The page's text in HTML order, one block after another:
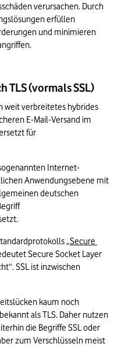
verursachen. Durch
erfüllen
und minimieren
TLS (vormals SSL)
weit verbreitetes hybrides
E-Mail-Versand im
für
Internet-
Anwendungsebene mit
deutschen
„Secure
Secure Socket Layer
SSL ist inzwischen
kaum noch
als TLS. Daher nutzen
die Begriffe SSL oder
zum Verschlüsseln meist